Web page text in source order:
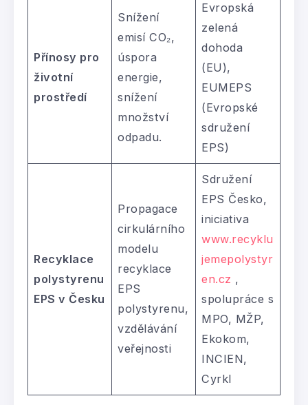
Přínosy pro
životní
prostředí
Snížení
emisí CO₂,
úspora
energie,
snížení
množství
odpadu.
Evropská
zelená
dohoda
(EU),
EUMEPS
(Evropské
sdružení
EPS)
Recyklace
polystyrenu
EPS v Česku
Propagace
cirkulárního
modelu
recyklace
EPS
polystyrenu,
vzdělávání
veřejnosti
Sdružení
EPS Česko,
iniciativa
www.recyklu
jemepolystyr
en.cz ,
spolupráce s
MPO, MŽP,
Ekokom,
INCIEN,
Cyrkl